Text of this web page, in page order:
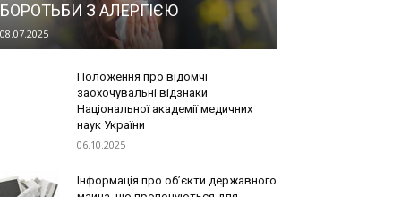
БОРОТЬБИ З АЛЕРГІЄЮ
08.07.2025
Положення про відомчі
заохочувальні відзнаки
Національної академії медичних
наук України
06.10.2025
Інформація про об’єкти державного